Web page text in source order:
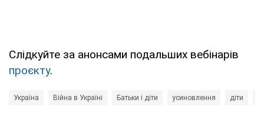
Слідкуйте за анонсами подальших вебінарів
проєкту.
Україна Війна в Україні Батьки і діти усиновлення діти